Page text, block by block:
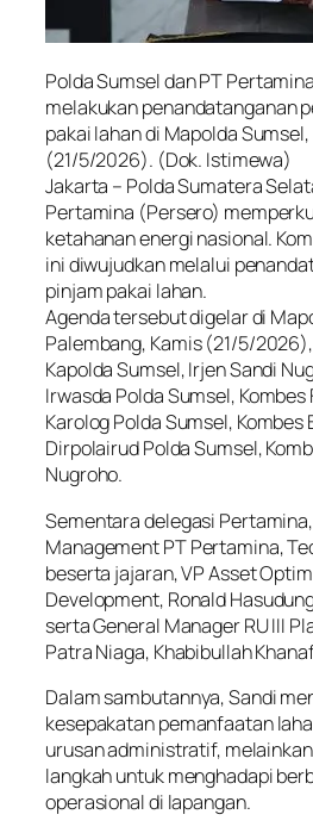
Polda Sumsel dan PT
melakukan penandatanganan
pakai lahan di Mapolda
(21/5/2026). (Dok. Istimewa)
Jakarta – Polda Sumatera
Pertamina (Persero)
ketahanan energi nasional.
ini diwujudkan melalui
pinjam pakai lahan.
Agenda tersebut digelar di
Palembang, Kamis (21/5/
Kapolda Sumsel, Irjen Sandi
Irwasda Polda Sumsel, Kombes
Karolog Polda Sumsel,
Dirpolairud Polda Sumsel,
Nugroho.
Sementara delegasi
Management PT Pertamina,
beserta jajaran, VP Asset
Development, Ronald
serta General Manager RU III
Patra Niaga, Khabibullah
Dalam sambutannya, Sandi
kesepakatan pemanfaatan
urusan administratif,
langkah untuk menghadapi
operasional di lapangan.